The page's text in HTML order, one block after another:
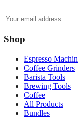
Shop
Espresso
Coffee Grinders
Barista Tools
Brewing Tools
Coffee
All Products
Bundles